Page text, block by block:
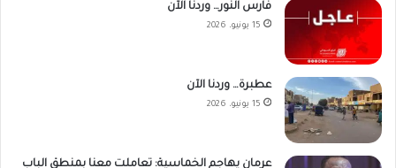
فارس النور… وردنا الآن
15 يونيو، 2026
عطبرة… وردنا الآن
15 يونيو، 2026
عرمان يهاجم الخماسية: تعاملت معنا بمنطق الباب